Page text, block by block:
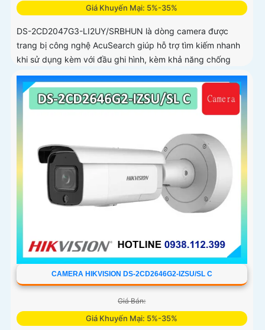
Giá Khuyến Mại: 5%-35%
DS-2CD2047G3-LI2UY/SRBHUN là dòng camera được
trang bị công nghệ AcuSearch giúp hỗ trợ tìm kiếm nhanh
khi sử dụng kèm với đầu ghi hình, kèm khả năng chống
ngược sáng WDR 130dB, trang bị micro kép và loa hỗ trợ
đàm thoại 2 chiều, ống kính 4
CAMERA HIKVISION DS-2CD2646G2-IZSU/SL C
Giá Bán:
Giá Khuyến Mại: 5%-35%